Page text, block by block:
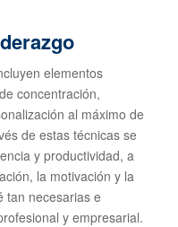
elementos
concentración,
al máximo de
de estas técnicas se
y productividad, a
la motivación y la
tan necesarias e
y empresarial.